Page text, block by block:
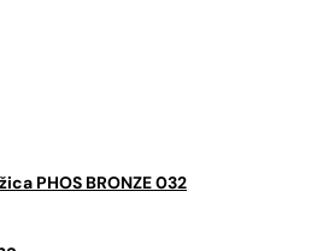
PHOS BRONZE 032